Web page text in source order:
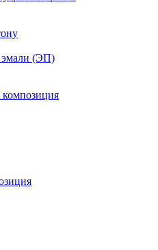
(ЭП)
композиция